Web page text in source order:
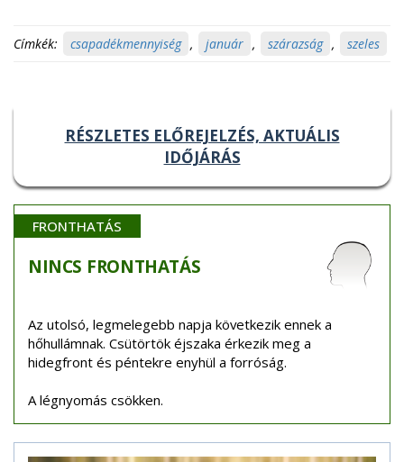
Címkék: csapadékmennyiség , január , szárazság , szeles
RÉSZLETES ELŐREJELZÉS, AKTUÁLIS
IDŐJÁRÁS
FRONTHATÁS
NINCS FRONTHATÁS
Az utolsó, legmelegebb napja következik ennek a
hőhullámnak. Csütörtök éjszaka érkezik meg a
hidegfront és péntekre enyhül a forróság.
A légnyomás csökken.